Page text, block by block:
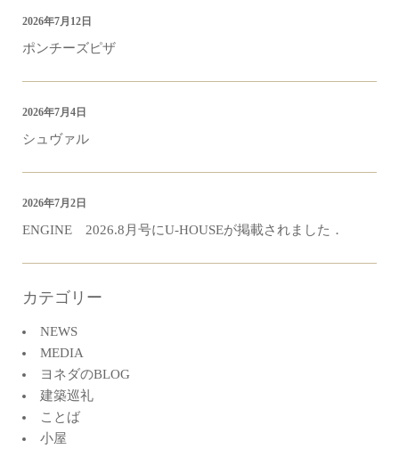
ポンチーズピザ
2026年7月12日
シュヴァル
2026年7月4日
ENGINE 2026.8月号にU-HOUSEが掲載されました．
2026年7月2日
カテゴリー
NEWS
MEDIA
ヨネダのBLOG
建築巡礼
ことば
小屋